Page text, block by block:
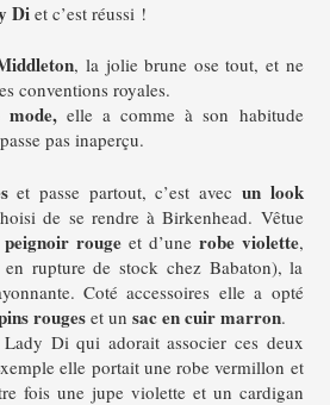
Diet c’est réussi !
, la jolie brune ose tout, et ne
conventions royales.
mode,elle a comme à son habitude
pas inaperçu.
et passe partout, c’est avec un look
de se rendre à Birkenhead. Vêtue
rouge et d’une robe violette,
rupture de stock chez Babaton), la
Coté accessoires elle a opté
rougeset un sac en cuir marron.
Di qui adorait associer ces deux
elle portait une robe vermillon et
fois une jupe violette et un cardigan